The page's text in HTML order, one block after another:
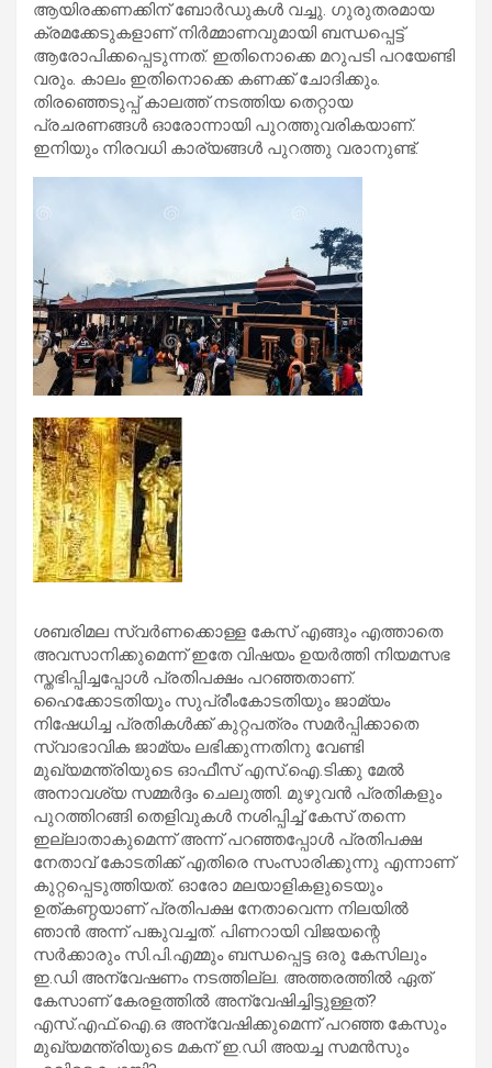
ആയിരക്കണക്കിന് ബോര്‍ഡുകള്‍ വച്ചു. ഗുരുതരമായ
ക്രമക്കേടുകളാണ് നിര്‍മ്മാണവുമായി ബന്ധപ്പെട്ട്
ആരോപിക്കപ്പെടുന്നത്. ഇതിനൊക്കെ മറുപടി പറയേണ്ടി
വരും. കാലം ഇതിനൊക്കെ കണക്ക് ചോദിക്കും.
തിരഞ്ഞെടുപ്പ് കാലത്ത് നടത്തിയ തെറ്റായ
പ്രചരണങ്ങള്‍ ഓരോന്നായി പുറത്തുവരികയാണ്.
ഇനിയും നിരവധി കാര്യങ്ങള്‍ പുറത്തു വരാനുണ്ട്.
ശബരിമല സ്വര്‍ണക്കൊള്ള കേസ് എങ്ങും എത്താതെ
അവസാനിക്കുമെന്ന് ഇതേ വിഷയം ഉയര്‍ത്തി നിയമസഭ
സ്തഭിപ്പിച്ചപ്പോള്‍ പ്രതിപക്ഷം പറഞ്ഞതാണ്.
ഹൈക്കോടതിയും സുപ്രീംകോടതിയും ജാമ്യം
നിഷേധിച്ച പ്രതികള്‍ക്ക് കുറ്റപത്രം സമര്‍പ്പിക്കാതെ
സ്വാഭാവിക ജാമ്യം ലഭിക്കുന്നതിനു വേണ്ടി
മുഖ്യമന്ത്രിയുടെ ഓഫീസ് എസ്.ഐ.ടിക്കു മേല്‍
അനാവശ്യ സമ്മര്‍ദ്ദം ചെലുത്തി. മുഴുവന്‍ പ്രതികളും
പുറത്തിറങ്ങി തെളിവുകള്‍ നശിപ്പിച്ച് കേസ് തന്നെ
ഇല്ലാതാകുമെന്ന് അന്ന് പറഞ്ഞപ്പോള്‍ പ്രതിപക്ഷ
നേതാവ് കോടതിക്ക് എതിരെ സംസാരിക്കുന്നു എന്നാണ്
കുറ്റപ്പെടുത്തിയത്. ഓരോ മലയാളികളുടെയും
ഉത്കണ്ഠയാണ് പ്രതിപക്ഷ നേതാവെന്ന നിലയില്‍
ഞാന്‍ അന്ന് പങ്കുവച്ചത്. പിണറായി വിജയന്റെ
സര്‍ക്കാരും സി.പി.എമ്മും ബന്ധപ്പെട്ട ഒരു കേസിലും
ഇ.ഡി അന്വേഷണം നടത്തില്ല. അത്തരത്തില്‍ ഏത്
കേസാണ് കേരളത്തില്‍ അന്വേഷിച്ചിട്ടുള്ളത്?
എസ്.എഫ്.ഐ.ഒ അന്വേഷിക്കുമെന്ന് പറഞ്ഞ കേസും
മുഖ്യമന്ത്രിയുടെ മകന് ഇ.ഡി അയച്ച സമന്‍സും